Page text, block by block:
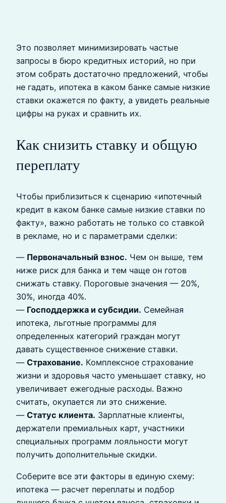
Это позволяет минимизировать частые
запросы в бюро кредитных историй, но при
этом собрать достаточно предложений, чтобы
не гадать, ипотека в каком банке самые низкие
ставки окажется по факту, а увидеть реальные
цифры на руках и сравнить их.
Как снизить ставку и общую
переплату
Чтобы приблизиться к сценарию «ипотечный
кредит в каком банке самые низкие ставки по
факту», важно работать не только со ставкой
в рекламе, но и с параметрами сделки:
— Первоначальный взнос. Чем он выше, тем
ниже риск для банка и тем чаще он готов
снижать ставку. Пороговые значения — 20%,
30%, иногда 40%.
— Господдержка и субсидии. Семейная
ипотека, льготные программы для
определенных категорий граждан могут
давать существенное снижение ставки.
— Страхование. Комплексное страхование
жизни и здоровья часто уменьшает ставку, но
увеличивает ежегодные расходы. Важно
считать, окупается ли это снижение.
— Статус клиента. Зарплатные клиенты,
держатели премиальных карт, участники
специальных программ лояльности могут
получить дополнительные скидки.
Соберите все эти факторы в единую схему:
ипотека — расчет переплаты и подбор